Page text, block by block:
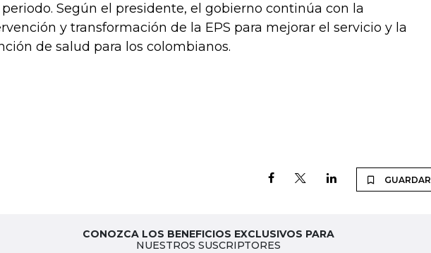
periodo. Según el presidente, el gobierno continúa con la
y transformación de la EPS para mejorar el servicio y la
de salud para los colombianos.
GUARDAR
CONOZCA LOS BENEFICIOS EXCLUSIVOS PARA
NUESTROS SUSCRIPTORES